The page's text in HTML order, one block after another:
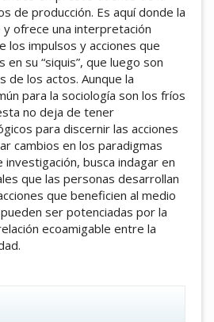
de producción. Es aquí donde la
ofrece una interpretación
los impulsos y acciones que
en su “siquis”, que luego son
de los actos. Aunque la
para la sociología son los fríos
no deja de tener
para discernir las acciones
cambios en los paradigmas
busca indagar en
que las personas desarrollan
que beneficien al medio
ser potenciadas por la
ecoamigable entre la